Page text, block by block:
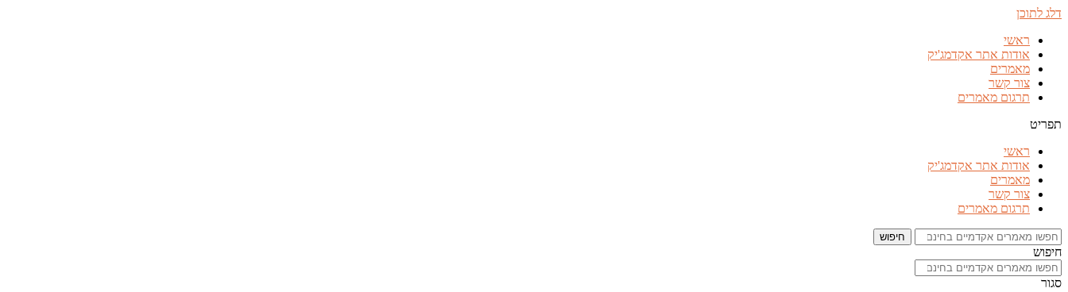
דלג לתוכן
ראשי
אודות אתר אקדמג'יק
מאמרים
צור קשר
תרגום מאמרים
תפריט
ראשי
אודות אתר אקדמג'יק
מאמרים
צור קשר
תרגום מאמרים
חיפוש
חיפוש
סגור